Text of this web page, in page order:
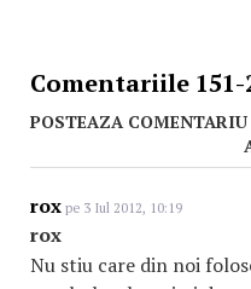
Comentariile 151-
POSTEAZA COMENTARIU
rox pe 3 Iul 2012, 10:19
rox
Nu stiu care din noi